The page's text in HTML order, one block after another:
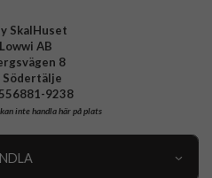
SkalHuset
AB
8
Södertälje
9238
inte handla här på plats